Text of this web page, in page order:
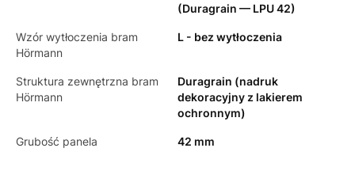
(Duragrain — LPU 42)
Wzór wytłoczenia bram
Hörmann
L - bez wytłoczenia
Struktura zewnętrzna bram
Hörmann
Duragrain (nadruk
dekoracyjny z lakierem
ochronnym)
Grubość panela 42 mm